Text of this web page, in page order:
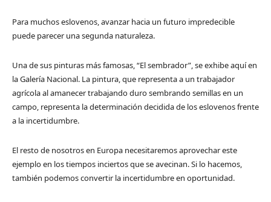
Para muchos eslovenos, avanzar hacia un futuro impredecible
puede parecer una segunda naturaleza.
Una de sus pinturas más famosas, “El sembrador”, se exhibe aquí en
la Galería Nacional. La pintura, que representa a un trabajador
agrícola al amanecer trabajando duro sembrando semillas en un
campo, representa la determinación decidida de los eslovenos frente
a la incertidumbre.
El resto de nosotros en Europa necesitaremos aprovechar este
ejemplo en los tiempos inciertos que se avecinan. Si lo hacemos,
también podemos convertir la incertidumbre en oportunidad.